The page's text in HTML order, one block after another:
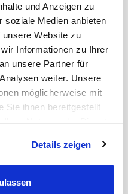
und Anzeigen zu
soziale Medien anbieten
Website zu
Informationen zu Ihrer
unsere Partner für
weiter. Unsere
möglicherweise mit
Sie ihnen bereitgestellt
Details zeigen
... 1.500 €